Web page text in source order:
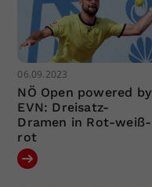
06.09.2023
NÖ Open powered by
EVN: Dreisatz-
Dramen in Rot-weiß-
rot